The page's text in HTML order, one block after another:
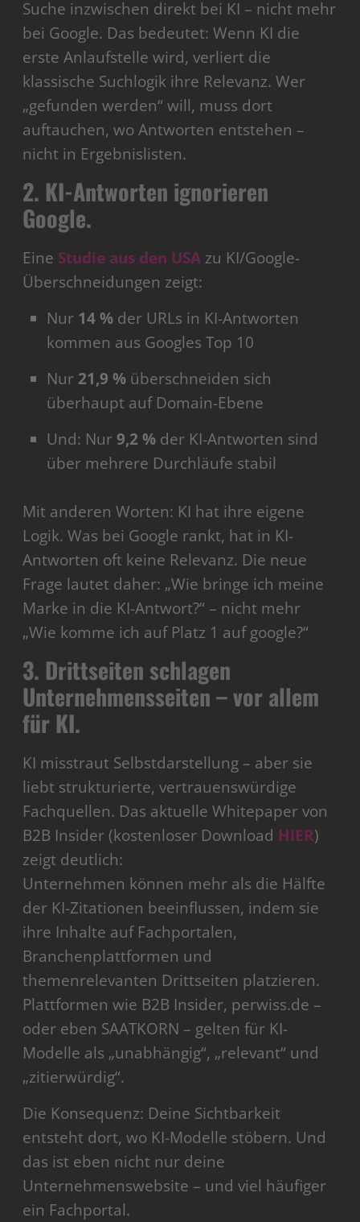
Suche inzwischen direkt bei KI – nicht mehr
bei Google. Das bedeutet: Wenn KI die
erste Anlaufstelle wird, verliert die
klassische Suchlogik ihre Relevanz. Wer
„gefunden werden“ will, muss dort
auftauchen, wo Antworten entstehen –
nicht in Ergebnislisten.
2. KI-Antworten ignorieren
Google.
Eine Studie aus den USA zu KI/Google-
Überschneidungen zeigt:
Nur 14 % der URLs in KI-Antworten
kommen aus Googles Top 10
Nur 21,9 % überschneiden sich
überhaupt auf Domain-Ebene
Und: Nur9,2 % der KI-Antworten sind
über mehrere Durchläufe stabil
Mit anderen Worten: KI hat ihre eigene
Logik. Was bei Google rankt, hat in KI-
Antworten oft keine Relevanz. Die neue
Frage lautet daher: „Wie bringe ich meine
Marke in die KI-Antwort?“ – nicht mehr
„Wie komme ich auf Platz 1 auf google?“
3. Drittseiten schlagen
Unternehmensseiten – vor allem
für KI.
KI misstraut Selbstdarstellung – aber sie
liebt strukturierte, vertrauenswürdige
Fachquellen. Das aktuelle Whitepaper von
B2B Insider (kostenloser Download HIER)
zeigt deutlich:
Unternehmen können mehr als die Hälfte
der KI-Zitationen beeinflussen, indem sie
ihre Inhalte auf Fachportalen,
Branchenplattformen und
themenrelevanten Drittseiten platzieren.
Plattformen wie B2B Insider, perwiss.de –
oder eben SAATKORN – gelten für KI-
Modelle als „unabhängig“, „relevant“ und
„zitierwürdig“.
Die Konsequenz: Deine Sichtbarkeit
entsteht dort, wo KI-Modelle stöbern. Und
das ist eben nicht nur deine
Unternehmenswebsite – und viel häufiger
ein Fachportal.